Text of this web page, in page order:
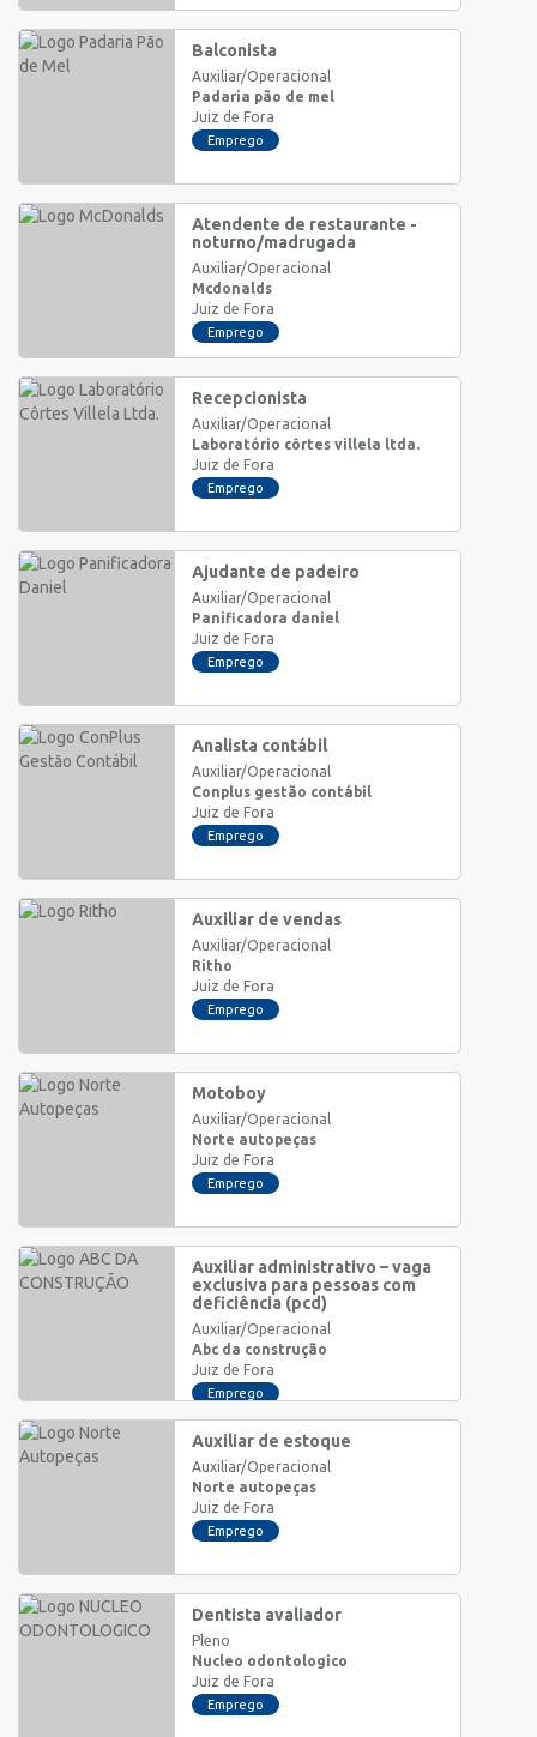
Balconista
Auxiliar/Operacional
Padaria pão de mel
Juiz de Fora
Emprego
Atendente de restaurante -
noturno/madrugada
Auxiliar/Operacional
Mcdonalds
Juiz de Fora
Emprego
Recepcionista
Auxiliar/Operacional
Laboratório côrtes villela ltda.
Juiz de Fora
Emprego
Ajudante de padeiro
Auxiliar/Operacional
Panificadora daniel
Juiz de Fora
Emprego
Analista contábil
Auxiliar/Operacional
Conplus gestão contábil
Juiz de Fora
Emprego
Auxiliar de vendas
Auxiliar/Operacional
Ritho
Juiz de Fora
Emprego
Motoboy
Auxiliar/Operacional
Norte autopeças
Juiz de Fora
Emprego
Auxiliar administrativo – vaga
exclusiva para pessoas com
deficiência (pcd)
Auxiliar/Operacional
Abc da construção
Juiz de Fora
Emprego
Auxiliar de estoque
Auxiliar/Operacional
Norte autopeças
Juiz de Fora
Emprego
Dentista avaliador
Pleno
Nucleo odontologico
Juiz de Fora
Emprego